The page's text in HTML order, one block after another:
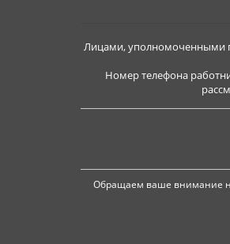
Лицами, уполномоченными
Номер телефона
Обращаем ваше внимание